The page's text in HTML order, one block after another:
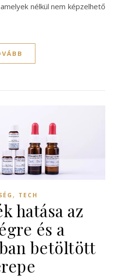
nélkül nem képzelhető
, TECH
hatása az
és a
betöltött